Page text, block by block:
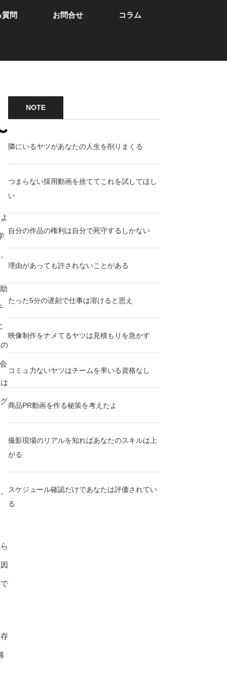
質問 お問合せ コラム
NOTE
隣にいるヤツがあなたの人生を削りまくる
つまらない採用動画を捨ててこれを試してほし
い
自分の作品の権利は自分で死守するしかない
理由があっても許されないことがある
たった5分の遅刻で仕事は溶けると思え
映像制作をナメてるヤツは見積もりを急かす
コミュ力ないヤツはチームを率いる資格なし
商品PR動画を作る秘策を考えたよ
撮影現場のリアルを知ればあなたのスキルは上
がる
スケジュール確認だけであなたは評価されてい
る